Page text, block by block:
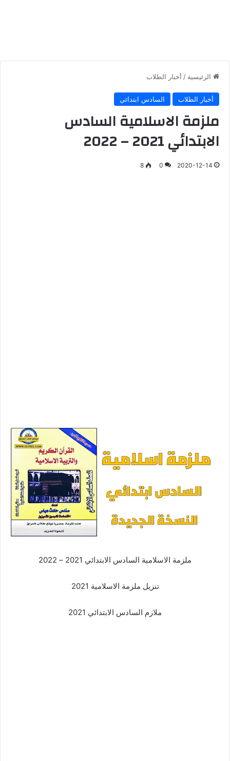
الرئيسية / أخبار الطلاب
أخبار الطلاب السادس ابتدائي
ملزمة الاسلامية السادس
الابتدائي 2021 – 2022
2020-12-14
0
8
ملزمة الاسلامية السادس الابتدائي 2021 – 2022
تنزيل ملزمة الاسلامية 2021
ملازم السادس الابتدائي 2021